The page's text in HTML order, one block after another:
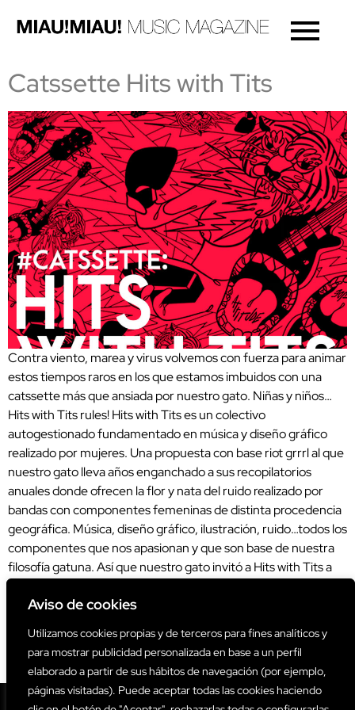
Aviso de cookies
Utilizamos cookies propias y de terceros para fines analíticos y
para mostrar publicidad personalizada en base a un perfil
elaborado a partir de sus hábitos de navegación (por ejemplo,
páginas visitadas). Puede aceptar todas las cookies haciendo
Catssette Hits with Tits
Contra viento, marea y virus volvemos con fuerza para animar
estos tiempos raros en los que estamos imbuidos con una
catssette más que ansiada por nuestro gato. Niñas y niños…
Hits with Tits rules! Hits with Tits es un colectivo
autogestionado fundamentado en música y diseño gráfico
realizado por mujeres. Una propuesta con base riot grrrl al que
nuestro gato lleva años enganchado a sus recopilatorios
anuales donde ofrecen la flor y nata del ruido realizado por
bandas con componentes femeninas de distinta procedencia
geográfica. Música, diseño gráfico, ilustración, ruido…todos los
componentes que nos apasionan y que son base de nuestra
filosofía gatuna. Así que nuestro gato invitó a Hits with Tits a
que recorre varias décadas musicales para amenizar los
sube volumen, abre las ventanas y combate la cuarentena!
Ilustración original de portada: Ada Diez